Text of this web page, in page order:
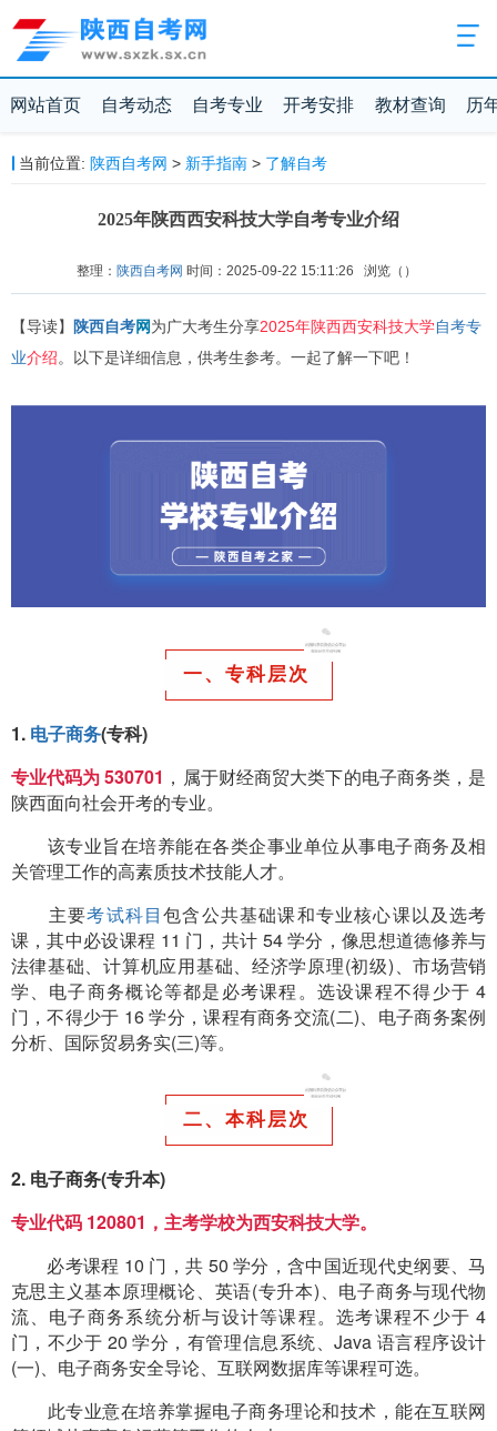
网站首页 自考动态 自考专业 开考安排 教材查询 历
当前位置: 陕西自考网 > 新手指南> 了解自考
2025年陕西西安科技大学自考专业介绍
整理： 陕西自考网 时间：2025-09-22 15:11:26 浏览（ ）
【导读】 陕西自考网 为广大考生分享2025年陕西西安科技大学自考专
业介绍 。以下是详细信息，供考生参考。一起了解一下吧！
一、专科层次
1. 电子商务(专科)
专业代码为 530701 ，属于财经商贸大类下的电子商务类，是
陕西面向社会开考的专业。
该专业旨在培养能在各类企事业单位从事电子商务及相
关管理工作的高素质技术技能人才。
主要考试科目包含公共基础课和专业核心课以及选考
课，其中必设课程 11 门，共计 54 学分，像思想道德修养与
法律基础、计算机应用基础、经济学原理(初级)、市场营销
学、电子商务概论等都是必考课程。选设课程不得少于 4
门，不得少于 16 学分，课程有商务交流(二)、电子商务案例
分析、国际贸易务实(三)等。
二、本科层次
2. 电子商务(专升本)
专业代码 120801，主考学校为西安科技大学。
必考课程 10 门，共 50 学分，含中国近现代史纲要、马
克思主义基本原理概论、英语(专升本)、电子商务与现代物
流、电子商务系统分析与设计等课程。选考课程不少于 4
门，不少于 20 学分，有管理信息系统、Java 语言程序设计
(一)、电子商务安全导论、互联网数据库等课程可选。
此专业意在培养掌握电子商务理论和技术，能在互联网